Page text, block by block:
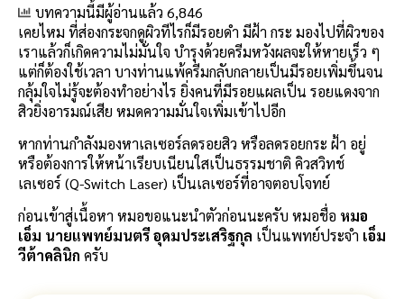
บทความนี้มีผู้อ่านแล้ว 6,846
เคยไหม ที่ส่องกระจกดูผิวทีไรก็มีรอยดำ มีฝ้า กระ มองไปที่ผิวของ
เราแล้วก็เกิดความไม่มั่นใจ บำรุงด้วยครีมหวังผลจะให้หายเร็ว ๆ
แต่ก็ต้องใช้เวลา บางท่านแพ้ครีมกลับกลายเป็นมีรอยเพิ่มขึ้นจน
กลุ้มใจไม่รู้จะต้องทำอย่างไร ยิ่งคนที่มีรอยแผลเป็น รอยแดงจาก
สิวยิ่งอารมณ์เสีย หมดความมั่นใจเพิ่มเข้าไปอีก
หากท่านกำลังมองหาเลเซอร์ลดรอยสิว หรือลดรอยกระ ฝ้า อยู่
หรือต้องการให้หน้าเรียบเนียนใสเป็นธรรมชาติ คิวสวิทช์
เลเซอร์ (Q-Switch Laser) เป็นเลเซอร์ที่อาจตอบโจทย์
ก่อนเข้าสู่เนื้อหา หมอขอแนะนำตัวก่อนนะครับ หมอชื่อ หมอ
เอ็ม นายแพทย์มนตรี อุดมประเสริฐกุล เป็นแพทย์ประจำ เอ็ม
วีต้าคลินิก ครับ